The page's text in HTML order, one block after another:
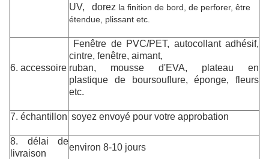
UV, dorez la finition de bord, de perforer, être
étendue, plissant etc.
6. accessoire
Fenêtre de PVC/PET, autocollant adhésif,
cintre, fenêtre, aimant,
ruban, mousse d'EVA, plateau en
plastique de boursouflure, éponge, fleurs
etc.
7. échantillon soyez envoyé pour votre approbation
8. délai de
livraison
environ 8-10 jours